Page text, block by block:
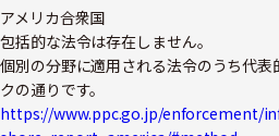
アメリカ合衆国
包括的な法令は存在しません。
個別の分野に適用される法令のうち代表
クの通りです。
https://www.ppc.go.jp/enforcement/